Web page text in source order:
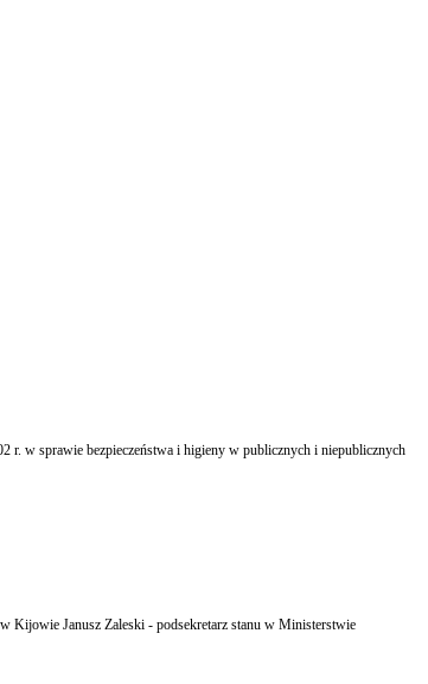
r. w sprawie bezpieczeństwa i higieny w publicznych i niepublicznych
Kijowie Janusz Zaleski - podsekretarz stanu w Ministerstwie